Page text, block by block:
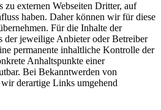
externen Webseiten Dritter, auf
haben. Daher können wir für diese
Für die Inhalte der
der jeweilige Anbieter oder Betreiber
permanente inhaltliche Kontrolle der
Anhaltspunkte einer
Bei Bekanntwerden von
derartige Links umgehend